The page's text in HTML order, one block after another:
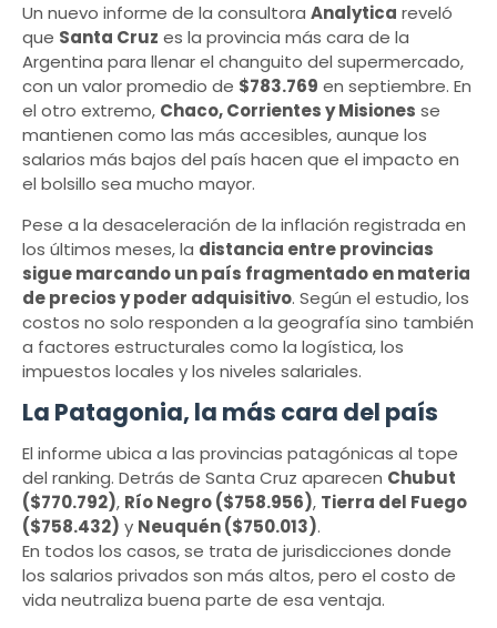
Un nuevo informe de la consultora Analytica reveló
que Santa Cruz es la provincia más cara de la
Argentina para llenar el changuito del supermercado,
con un valor promedio de $783.769 en septiembre. En
el otro extremo, Chaco, Corrientes y Misiones se
mantienen como las más accesibles, aunque los
salarios más bajos del país hacen que el impacto en
el bolsillo sea mucho mayor.
Pese a la desaceleración de la inflación registrada en
los últimos meses, la distancia entre provincias
sigue marcando un país fragmentado en materia
de precios y poder adquisitivo. Según el estudio, los
costos no solo responden a la geografía sino también
a factores estructurales como la logística, los
impuestos locales y los niveles salariales.
La Patagonia, la más cara del país
El informe ubica a las provincias patagónicas al tope
del ranking. Detrás de Santa Cruz aparecen Chubut
($770.792), Río Negro ($758.956), Tierra del Fuego
($758.432) y Neuquén ($750.013).
En todos los casos, se trata de jurisdicciones donde
los salarios privados son más altos, pero el costo de
vida neutraliza buena parte de esa ventaja.